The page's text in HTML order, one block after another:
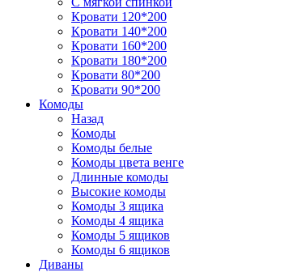
Кровати 120*200
Кровати 140*200
Кровати 160*200
Кровати 180*200
Кровати 80*200
Кровати 90*200
Комоды
Назад
Комоды
Комоды белые
Комоды цвета венге
Длинные комоды
Высокие комоды
Комоды 3 ящика
Комоды 4 ящика
Комоды 5 ящиков
Комоды 6 ящиков
Диваны